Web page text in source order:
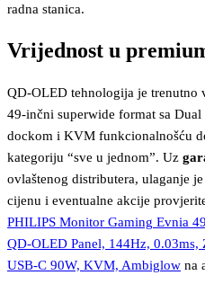
radna stanica.
Vrijednost u
QD-OLED tehnologija je trenutno
49-inčni superwide format sa
dockom i KVM funkcionalnošću
kategoriju “sve u jednom”. Uz
ovlaštenog distributera, ulaganje
cijenu i eventualne akcije
PHILIPS Monitor Gaming Evnia
QD-OLED Panel, 144Hz,
USB-C 90W, KVM, Ambiglow na